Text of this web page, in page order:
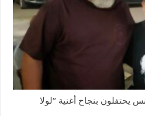
يحتفلون بنجاح أغنية “لولا